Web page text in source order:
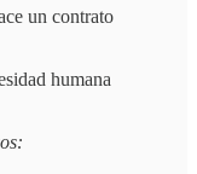
un contrato
humana